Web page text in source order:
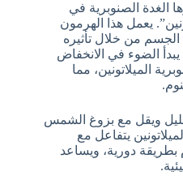
الغدة الصنوبرية في
يعمل هذا الهرمون
من خلال تأثيره
الضوء في الانخفاض
الميلاتونين، مما
ويقل مع بزوغ الشمس
يتفاعل مع
دورية، ويساعد